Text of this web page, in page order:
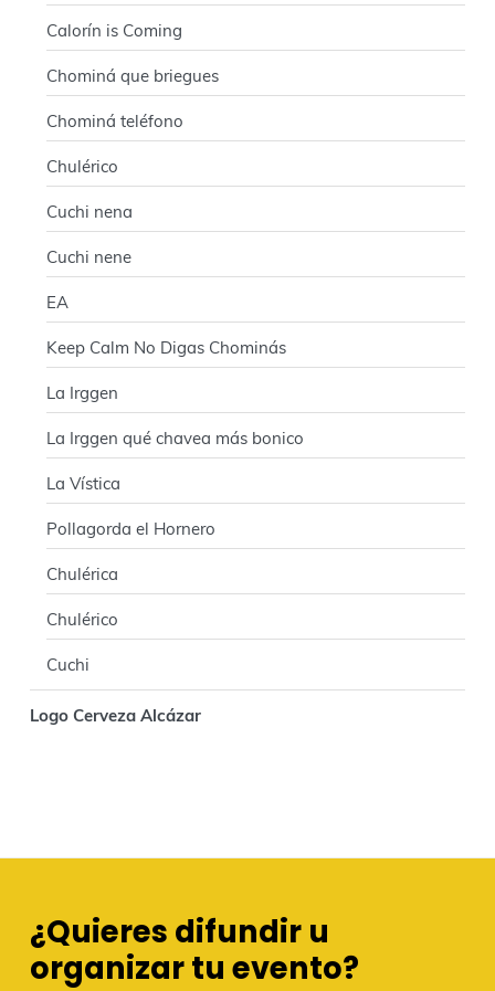
Calorín is Coming
Chominá que briegues
Chominá teléfono
Chulérico
Cuchi nena
Cuchi nene
EA
Keep Calm No Digas Chominás
La Irggen
La Irggen qué chavea más bonico
La Vística
Pollagorda el Hornero
Chulérica
Chulérico
Cuchi
Logo Cerveza Alcázar
¿Quieres difundir u
organizar tu evento?